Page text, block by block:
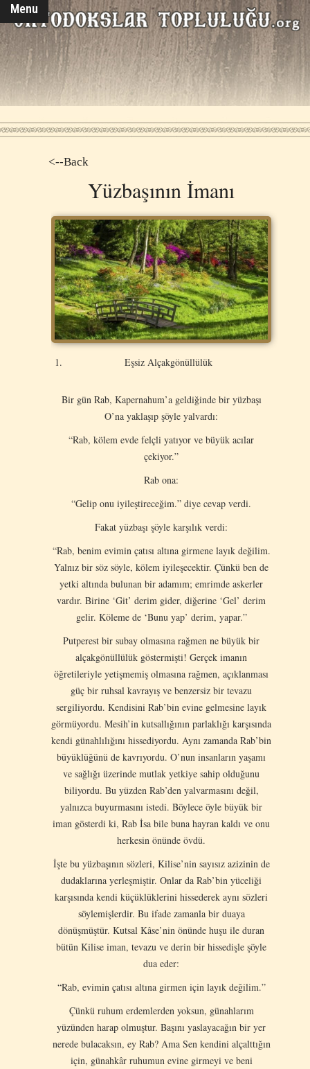
Menu
<--Back
Yüzbaşının İmanı
Eşsiz Alçakgönüllülük
Bir gün Rab, Kapernahum’a geldiğinde bir yüzbaşı
O’na yaklaşıp şöyle yalvardı:
“Rab, kölem evde felçli yatıyor ve büyük acılar
çekiyor.”
Rab ona:
“Gelip onu iyileştireceğim.” diye cevap verdi.
Fakat yüzbaşı şöyle karşılık verdi:
“Rab, benim evimin çatısı altına girmene layık değilim.
Yalnız bir söz söyle, kölem iyileşecektir. Çünkü ben de
yetki altında bulunan bir adamım; emrimde askerler
vardır. Birine ‘Git’ derim gider, diğerine ‘Gel’ derim
gelir. Köleme de ‘Bunu yap’ derim, yapar.”
Putperest bir subay olmasına rağmen ne büyük bir
alçakgönüllülük göstermişti! Gerçek imanın
öğretileriyle yetişmemiş olmasına rağmen, açıklanması
güç bir ruhsal kavrayış ve benzersiz bir tevazu
sergiliyordu. Kendisini Rab’bin evine gelmesine layık
görmüyordu. Mesih’in kutsallığının parlaklığı karşısında
kendi günahlılığını hissediyordu. Aynı zamanda Rab’bin
büyüklüğünü de kavrıyordu. O’nun insanların yaşamı
ve sağlığı üzerinde mutlak yetkiye sahip olduğunu
biliyordu. Bu yüzden Rab’den yalvarmasını değil,
yalnızca buyurmasını istedi. Böylece öyle büyük bir
iman gösterdi ki, Rab İsa bile buna hayran kaldı ve onu
herkesin önünde övdü.
İşte bu yüzbaşının sözleri, Kilise’nin sayısız azizinin de
dudaklarına yerleşmiştir. Onlar da Rab’bin yüceliği
karşısında kendi küçüklüklerini hissederek aynı sözleri
söylemişlerdir. Bu ifade zamanla bir duaya
dönüşmüştür. Kutsal Kâse’nin önünde huşu ile duran
bütün Kilise iman, tevazu ve derin bir hissedişle şöyle
dua eder:
“Rab, evimin çatısı altına girmen için layık değilim.”
Çünkü ruhum erdemlerden yoksun, günahlarım
yüzünden harap olmuştur. Başını yaslayacağın bir yer
nerede bulacaksın, ey Rab? Ama Sen kendini alçalttığın
için, günahkâr ruhumun evine girmeyi ve beni